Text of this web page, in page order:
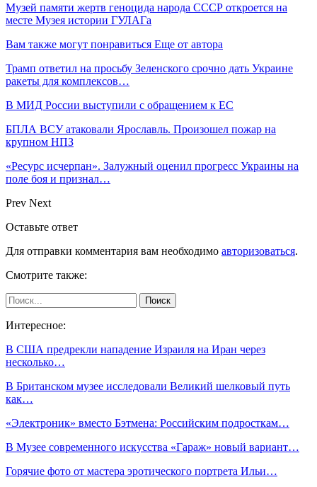
Музей памяти жертв геноцида народа СССР откроется на
месте Музея истории ГУЛАГа
Вам также могут понравиться Еще от автора
Трамп ответил на просьбу Зеленского срочно дать Украине
ракеты для комплексов…
В МИД России выступили с обращением к ЕС
БПЛА ВСУ атаковали Ярославль. Произошел пожар на
крупном НПЗ
«Ресурс исчерпан». Залужный оценил прогресс Украины на
поле боя и признал…
Prev Next
Оставьте ответ
Для отправки комментария вам необходимо авторизоваться.
Смотрите также:
Интересное:
В США предрекли нападение Израиля на Иран через
несколько…
В Британском музее исследовали Великий шелковый путь
как…
«Электроник» вместо Бэтмена: Российским подросткам…
В Музее современного искусства «Гараж» новый вариант…
Горячие фото от мастера эротического портрета Ильи…